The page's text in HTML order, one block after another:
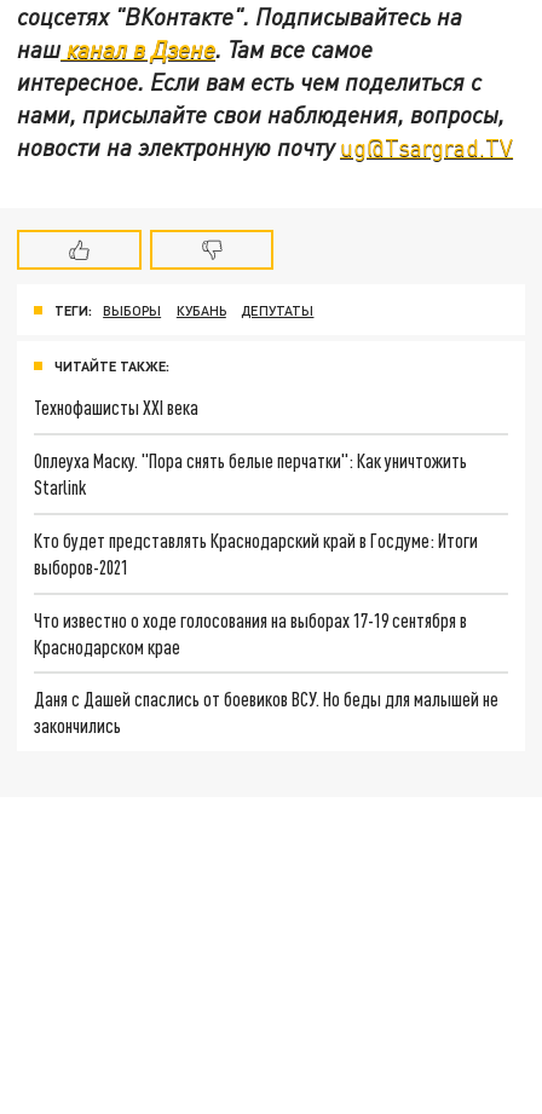
соцсетях "ВКонтакте". Подписывайтесь на
нашканал в Дзене. Там все самое
интересное. Если вам есть чем поделиться с
нами, присылайте свои наблюдения, вопросы,
новости на электронную почтуug@Tsargrad.TV
ТЕГИ: ВЫБОРЫ КУБАНЬ ДЕПУТАТЫ
ЧИТАЙТЕ ТАКЖЕ:
Технофашисты XXI века
Оплеуха Маску. "Пора снять белые перчатки": Как уничтожить
Starlink
Кто будет представлять Краснодарский край в Госдуме: Итоги
выборов-2021
Что известно о ходе голосования на выборах 17-19 сентября в
Краснодарском крае
Даня с Дашей спаслись от боевиков ВСУ. Но беды для малышей не
закончились